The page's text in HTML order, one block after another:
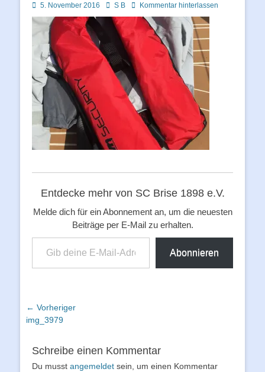
Posted
on
5. November 2016 Autor
S B Kommentar hinterlassen
Entdecke mehr von SC Brise 1898 e.V.
Melde dich für ein Abonnement an, um die neuesten
Beiträge per E-Mail zu erhalten.
Gib deine E-Mail-Adresse ein ...
Abonnieren
Beitragsnavigation
← Vorheriger
Vorheriger
img_3979
Schreibe einen Kommentar
Du musst angemeldet sein, um einen Kommentar